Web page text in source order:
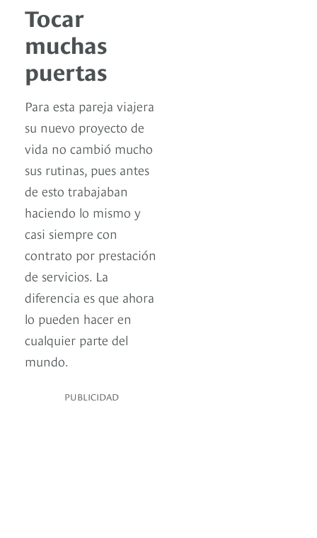
Tocar
muchas
puertas
Para esta pareja viajera
su nuevo proyecto de
vida no cambió mucho
sus rutinas, pues antes
de esto trabajaban
haciendo lo mismo y
casi siempre con
contrato por prestación
de servicios. La
diferencia es que ahora
lo pueden hacer en
cualquier parte del
mundo.
PUBLICIDAD